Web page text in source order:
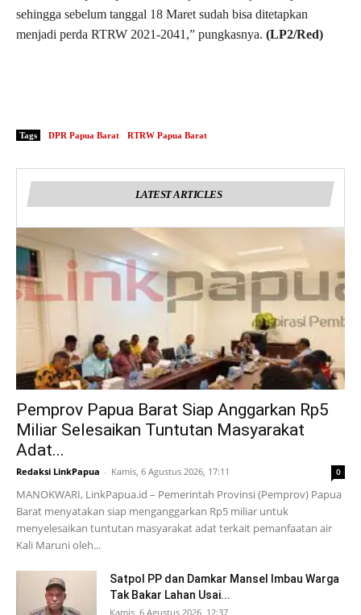
sehingga sebelum tanggal 18 Maret sudah bisa ditetapkan
menjadi perda RTRW 2021-2041,” pungkasnya. (LP2/Red)
Tags DPR Papua Barat RTRW Papua Barat
LATEST ARTICLES
Pemprov Papua Barat Siap Anggarkan Rp5
Miliar Selesaikan Tuntutan Masyarakat
Adat...
Redaksi LinkPapua - Kamis, 6 Agustus 2026, 17:11 0
MANOKWARI, LinkPapua.id – Pemerintah Provinsi (Pemprov) Papua
Barat menyatakan siap menganggarkan Rp5 miliar untuk
menyelesaikan tuntutan masyarakat adat terkait pemanfaatan air
Kali Maruni oleh...
Satpol PP dan Damkar Mansel Imbau Warga
Tak Bakar Lahan Usai...
Kamis, 6 Agustus 2026, 12:37